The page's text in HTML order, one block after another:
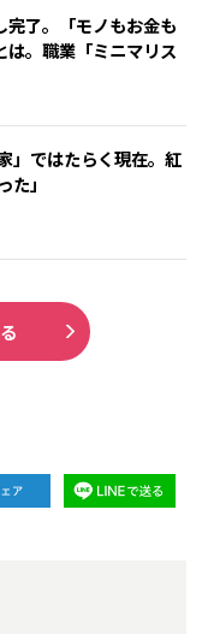
了。「モノもお金も
は。職業「ミニマリス
」ではたらく現在。紅
」